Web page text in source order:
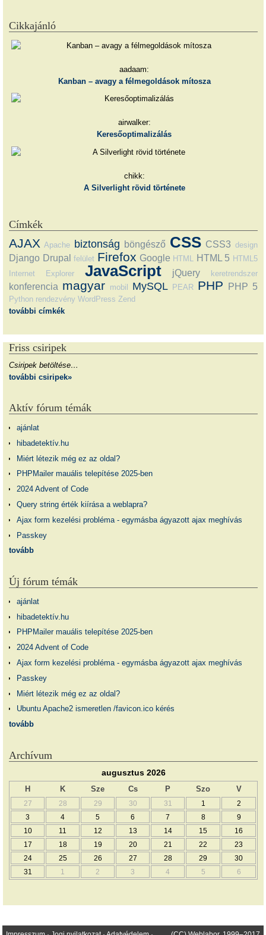
Cikkajánló
aadaam:
Kanban – avagy a félmegoldások mítosza
airwalker:
Keresőoptimalizálás
chikk:
A Silverlight rövid története
Címkék
AJAX Apache biztonság böngésző CSS CSS3 design
Django Drupal felület Firefox Google HTML HTML 5 HTML5
Internet Explorer
JavaScript jQuery keretrendszer
konferencia magyar mobil MySQL PEAR PHP PHP 5
Python rendezvény WordPress Zend
további címkék
Friss csiripek
Csiripek betöltése…
további csiripek»
Aktív fórum témák
ajánlat
hibadetektív.hu
Miért létezik még ez az oldal?
PHPMailer mauális telepítése 2025-ben
2024 Advent of Code
Query string érték kiírása a weblapra?
Ajax form kezelési probléma - egymásba ágyazott ajax meghívás
Passkey
tovább
Új fórum témák
ajánlat
hibadetektív.hu
PHPMailer mauális telepítése 2025-ben
2024 Advent of Code
Ajax form kezelési probléma - egymásba ágyazott ajax meghívás
Passkey
Miért létezik még ez az oldal?
Ubuntu Apache2 ismeretlen /favicon.ico kérés
tovább
Archívum
augusztus 2026
H K Sze Cs P Szo V
27 28 29 30 31 1
2
3
4 5 6 7 8
9
10
11 12 13 14 15
16
17
18 19 20 21 22
23
24
25 26 27 28 29
30
31
1 2 3 4 5 6